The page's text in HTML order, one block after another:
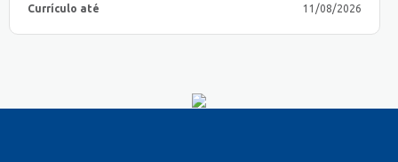
Currículo até
11/08/2026